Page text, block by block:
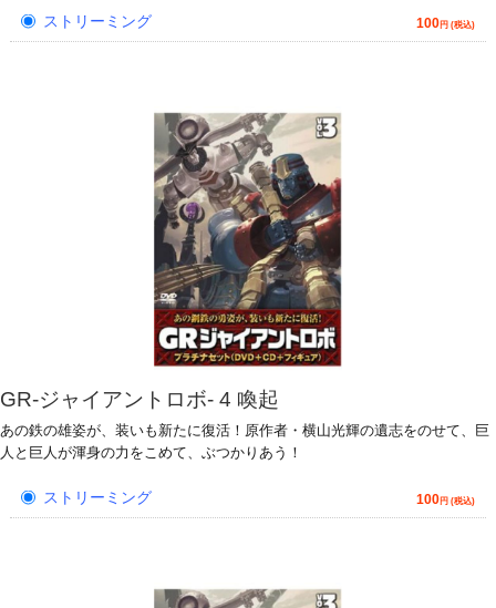
ストリーミング 100円 (税込)
GR-ジャイアントロボ- 4 喚起
あの鉄の雄姿が、装いも新たに復活！原作者・横山光輝の遺志をのせて、巨
人と巨人が渾身の力をこめて、ぶつかりあう！
ストリーミング 100円 (税込)